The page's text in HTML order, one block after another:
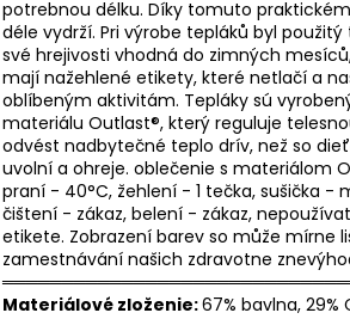
potrebnou délku. Díky tomuto
déle vydrží. Pri výrobe tepláků byl
své hrejivosti vhodná do zimných
mají nažehlené etikety, které netlačí a
oblíbeným aktivitám. Tepláky sú
materiálu Outlast®, který reguluje
odvést nadbytečné teplo drív, než so
uvolní a ohreje. oblečenie s materiálom
praní - 40°C, žehlení - 1 tečka, sušička -
čištení - zákaz, belení - zákaz,
etikete. Zobrazení barev so může mírne
zamestnávání našich zdravotne
Materiálové zloženie:67% bavlna, 29%